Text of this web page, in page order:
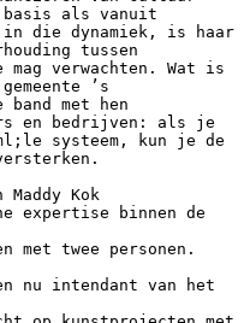
basis als vanuit
in die dynamiek, is haar
tussen
verwachten. Wat is
’s
band met hen
en bedrijven: als je
systeem, kun je de
Maddy Kok
expertise binnen de
met twee personen.
nu intendant van het